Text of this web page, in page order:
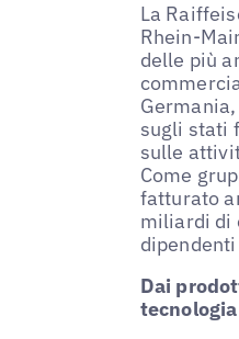
La
Rhein-
delle più
sugli stati
sulle
Come
fatturato
miliardi di
Dai